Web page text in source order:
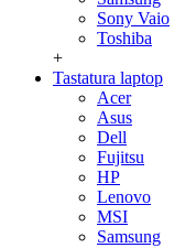
Sony Vaio
Toshiba
+
Tastatura laptop
Acer
Asus
Dell
Fujitsu
HP
Lenovo
MSI
Samsung